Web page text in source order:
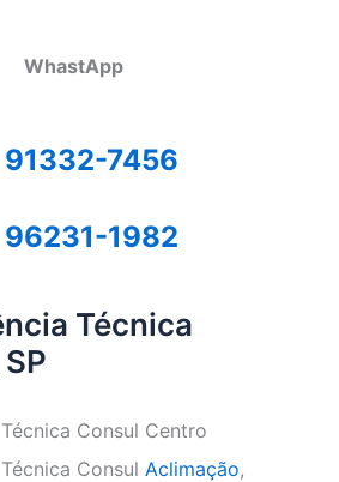
WhastApp
91332-7456
96231-1982
Técnica
Consul Centro
Consul Aclimação,